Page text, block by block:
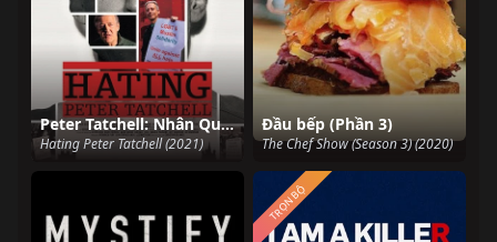
Peter Tatchell: Nhân Quyền và Tranh Cãi
Hating Peter Tatchell (2021)
Đầu bếp (Phần 3)
The Chef Show (Season 3) (2020)
TRỌN BỘ